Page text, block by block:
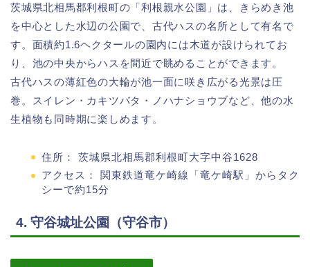
茨城県北相馬郡利根町の「利根親水公園」は、きらめき池
を中心とした水辺の公園で、古代ハスの名所として有名で
す。面積約1.6ヘクタールの園内には木道が設けられてお
り、池の中央からハスを間近で眺めることができます。
古代ハスの薄紅色の大輪が池一面に咲き広がる光景は圧
巻。スイレン・カキツバタ・ノハナショウブなど、他の水
生植物も同時期に楽しめます。
住所： 茨城県北相馬郡利根町大字中谷1628
アクセス： 関東鉄道竜ケ崎線「竜ケ崎駅」からタク
シーで約15分
4. 守谷城址公園（守谷市）